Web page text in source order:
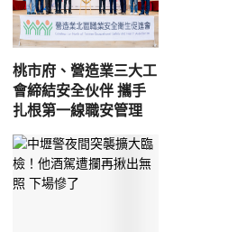
桃市府、營造業三大工
會締結安全伙伴 攜手
扎根第一線職安管理